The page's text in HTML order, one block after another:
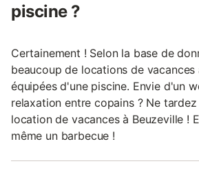
piscine ?
Certainement ! Selon la base de
beaucoup de locations de vacances
équipées d'une piscine. Envie d'un
relaxation entre copains ? Ne
location de vacances à Beuzeville !
même un barbecue !